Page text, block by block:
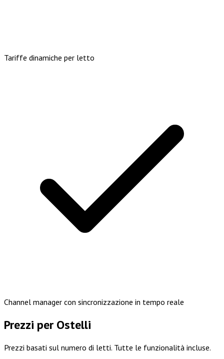
Tariffe dinamiche per letto
Channel manager con sincronizzazione in tempo reale
Prezzi per Ostelli
Prezzi basati sul numero di letti. Tutte le funzionalità incluse.